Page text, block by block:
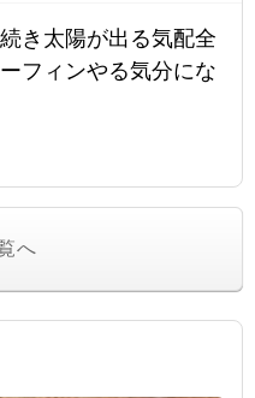
き太陽が出る気配全
フィンやる気分にな
へ